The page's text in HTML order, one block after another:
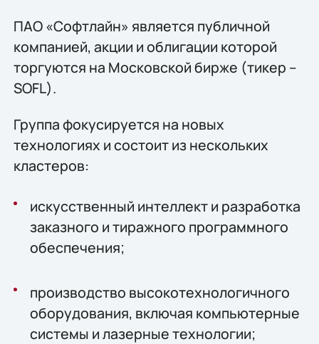
ПАО «Софтлайн» является публичной
компанией, акции и облигации которой
торгуются на Московской бирже (тикер –
SOFL).
Группа фокусируется на новых
технологиях и состоит из нескольких
кластеров:
искусственный интеллект и разработка
заказного и тиражного программного
обеспечения;
производство высокотехнологичного
оборудования, включая компьютерные
системы и лазерные технологии;